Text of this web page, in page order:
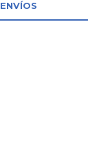
ENVÍOS